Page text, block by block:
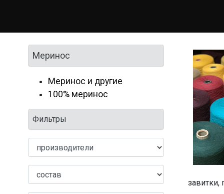
Меринос
Меринос и другие
100% меринос
Фильтры
завитки,